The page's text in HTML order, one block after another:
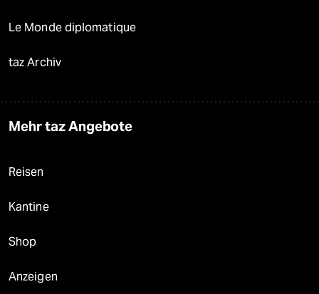
Le Monde diplomatique
taz Archiv
Mehr taz Angebote
Reisen
Kantine
Shop
Anzeigen